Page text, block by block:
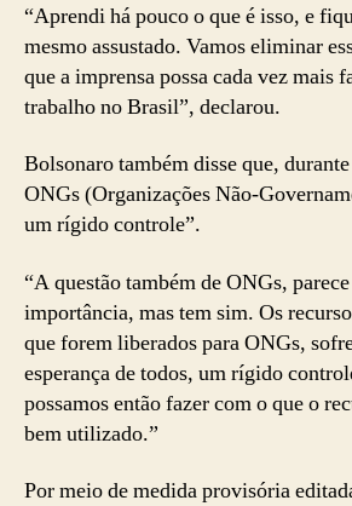
“Aprendi há pouco o que é isso, e
mesmo assustado. Vamos eliminar
que a imprensa possa cada vez mais
trabalho no Brasil”, declarou.
Bolsonaro também disse que, durante
ONGs (Organizações Não-
um rígido controle”.
“A questão também de ONGs,
importância, mas tem sim. Os
que forem liberados para ONGs,
esperança de todos, um rígido
possamos então fazer com o que o
bem utilizado.”
Por meio de medida provisória